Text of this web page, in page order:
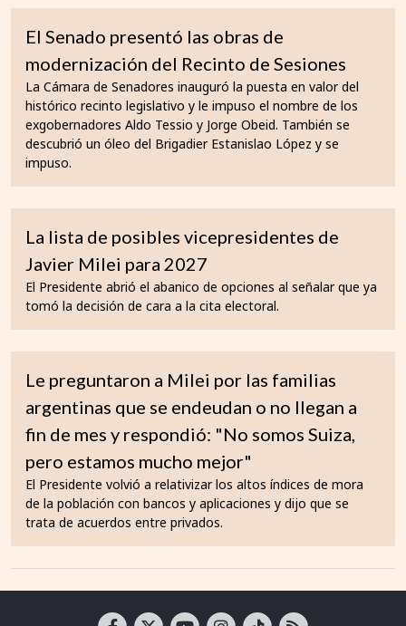
El Senado presentó las obras de
modernización del Recinto de Sesiones
La Cámara de Senadores inauguró la puesta en valor del
histórico recinto legislativo y le impuso el nombre de los
exgobernadores Aldo Tessio y Jorge Obeid. También se
descubrió un óleo del Brigadier Estanislao López y se
impuso.
La lista de posibles vicepresidentes de
Javier Milei para 2027
El Presidente abrió el abanico de opciones al señalar que ya
tomó la decisión de cara a la cita electoral.
Le preguntaron a Milei por las familias
argentinas que se endeudan o no llegan a
fin de mes y respondió: "No somos Suiza,
pero estamos mucho mejor"
El Presidente volvió a relativizar los altos índices de mora
de la población con bancos y aplicaciones y dijo que se
trata de acuerdos entre privados.